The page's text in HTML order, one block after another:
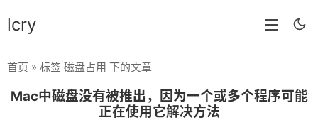
lcry
分类
首页 » 标签 磁盘占用 下的文章
Mac中磁盘没有被推出，因为一个或多个程序可能
正在使用它解决方法